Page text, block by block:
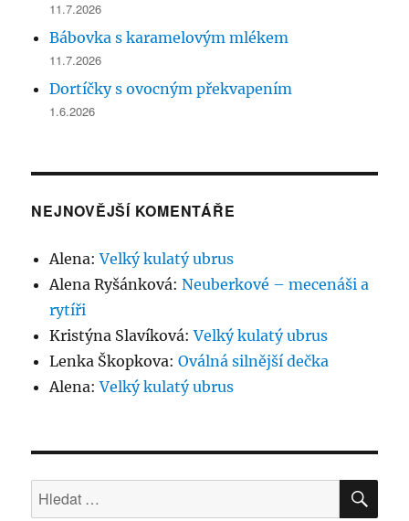
11.7.2026
Bábovka s karamelovým mlékem
11.7.2026
Dortíčky s ovocným překvapením
1.6.2026
NEJNOVĚJŠÍ KOMENTÁŘE
Alena:Velký kulatý ubrus
Alena Ryšánková:Neuberkové – mecenáši a
rytíři
Kristýna Slavíková:Velký kulatý ubrus
Lenka Škopkova:Oválná silnější dečka
Alena:Velký kulatý ubrus
Hledat: